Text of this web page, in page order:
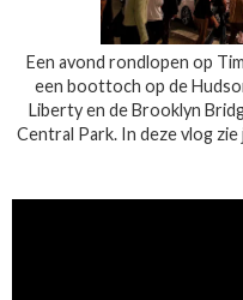
Een avond rondlopen op
een boottoch op de
Liberty en de Brooklyn
Central Park. In deze vlog